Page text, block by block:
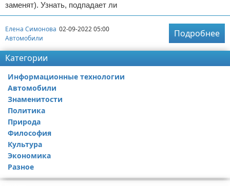
заменят). Узнать, подпадает ли
Елена Симонова 02-09-2022 05:00
Автомобили
Подробнее
Категории
Информационные технологии
Автомобили
Знаменитости
Политика
Природа
Философия
Культура
Экономика
Разное